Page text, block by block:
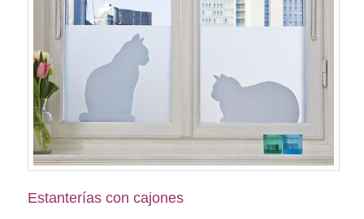
Estanterías con cajones